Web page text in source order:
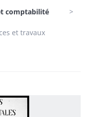
comptabilité
et travaux